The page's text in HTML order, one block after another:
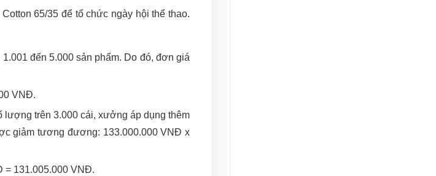
65/35 để tổ chức ngày hội thể thao.
đến 5.000 sản phẩm. Do đó, đơn giá
VNĐ.
lượng trên 3.000 cái, xưởng áp dụng thêm
giảm tương đương: 133.000.000 VNĐ x
= 131.005.000 VNĐ.